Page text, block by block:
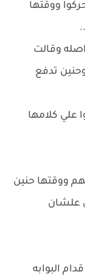
ووقتها
وقالت
تدفع
علي كلامها
ووقتها حنين
علشان
البوابه